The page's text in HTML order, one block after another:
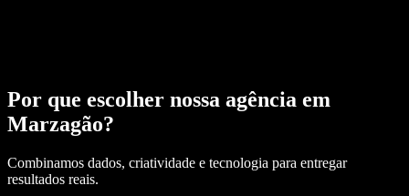
Por que escolher nossa agência em
Marzagão?
Combinamos dados, criatividade e tecnologia para entregar
resultados reais.